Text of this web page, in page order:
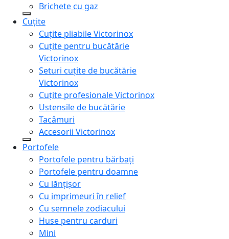
Brichete cu gaz
Cuțite
Cuțite pliabile Victorinox
Cuțite pentru bucătărie
Victorinox
Seturi cuțite de bucătărie
Victorinox
Cuțite profesionale Victorinox
Ustensile de bucătărie
Tacâmuri
Accesorii Victorinox
Portofele
Portofele pentru bărbați
Portofele pentru doamne
Cu lănțișor
Cu imprimeuri în relief
Cu semnele zodiacului
Huse pentru carduri
Mini